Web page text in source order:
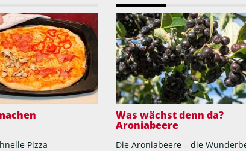
Pizza
Was wächst denn da?
Aroniabeere
Die Aroniabeere – die